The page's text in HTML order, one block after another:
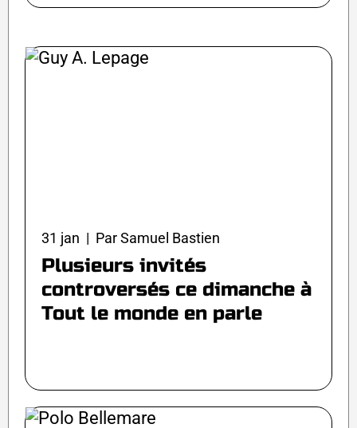
31 jan | Par Samuel Bastien
Plusieurs invités
controversés ce dimanche à
Tout le monde en parle